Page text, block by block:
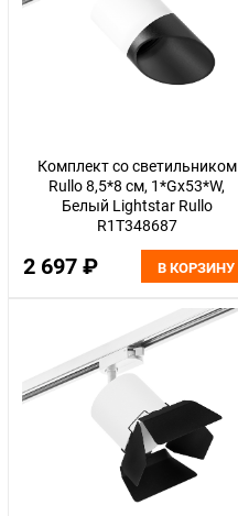
Комплект со светильником
Rullo 8,5*8 см, 1*Gx53*W,
Белый Lightstar Rullo
R1T348687
2 697 ₽ В КОРЗИНУ